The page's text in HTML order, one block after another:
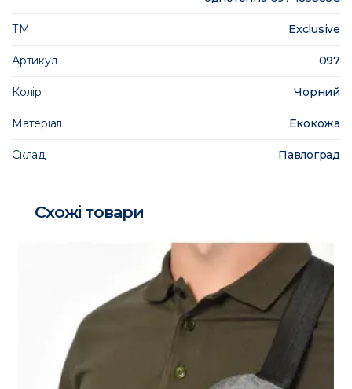
ТМ Exclusive
Артикул 097
Колір Чорний
Матеріал Екокожа
Склад Павлоград
Схожі товари